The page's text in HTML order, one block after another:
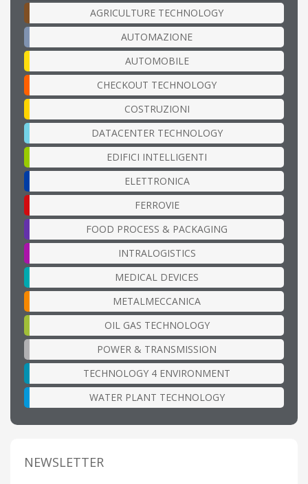
AGRICULTURE TECHNOLOGY
AUTOMAZIONE
AUTOMOBILE
CHECKOUT TECHNOLOGY
COSTRUZIONI
DATACENTER TECHNOLOGY
EDIFICI INTELLIGENTI
ELETTRONICA
FERROVIE
FOOD PROCESS & PACKAGING
INTRALOGISTICS
MEDICAL DEVICES
METALMECCANICA
OIL GAS TECHNOLOGY
POWER & TRANSMISSION
TECHNOLOGY 4 ENVIRONMENT
WATER PLANT TECHNOLOGY
NEWSLETTER